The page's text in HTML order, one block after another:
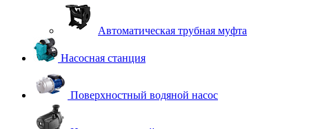
Автоматическая трубная муфта
Насосная станция
Поверхностный водяной насос